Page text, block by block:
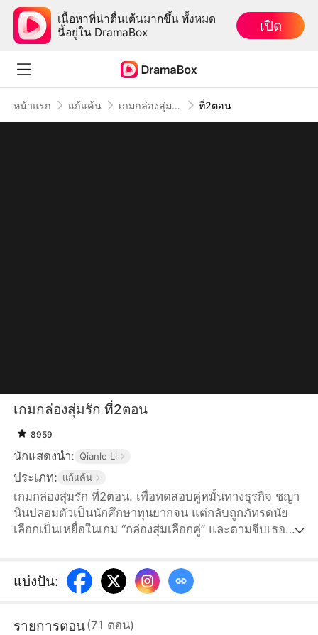
เนื้อหาที่น่าตื่นเต้นมากขึ้น ทั้งหมด
นี้อยู่ใน DramaBox
เปิด
หน้าแรก แก้แค้น เกมกล่องสุ่มรัก ที่2ตอน
เกมกล่องสุ่มรัก ที่2ตอน
8959
นักแสดงนำ: Qianle Li
ประเภท: แก้แค้น
เกมกล่องสุ่มรัก ที่2ตอน. เพื่อทดสอบคู่หมั้นทางธุรกิจ ชญา
นินปลอมตัวเป็นนักศึกษาทุนยากจน แต่กลับถูกภัทรดนัย
เลือกเป็นเหยื่อในเกม “กล่องสุ่มเลือกคู่” และตามจีบเธอ
นินกลับเปิดเผยตัวว่าเป็นทายาทเพียงหนึ่งเดียวของธนโชติ
กรุ๊ป พลิกสถานการณ์ให้นักล่ากลายเป็นเหยื่อ และเริ่มต้น
แบ่งปัน:
รายการตอน(71 ตอน)